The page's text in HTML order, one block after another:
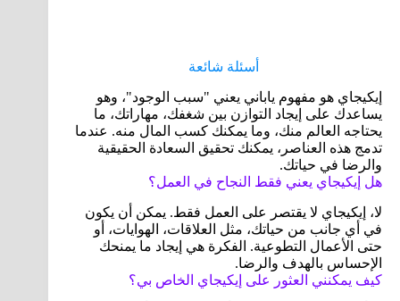
أسئلة شائعة
إيكيجاي هو مفهوم ياباني يعني "سبب الوجود"، وهو
يساعدك على إيجاد التوازن بين شغفك، مهاراتك، ما
يحتاجه العالم منك، وما يمكنك كسب المال منه. عندما
تدمج هذه العناصر، يمكنك تحقيق السعادة الحقيقية
والرضا في حياتك.
هل إيكيجاي يعني فقط النجاح في العمل؟
لا، إيكيجاي لا يقتصر على العمل فقط. يمكن أن يكون
في أي جانب من حياتك، مثل العلاقات، الهوايات، أو
حتى الأعمال التطوعية. الفكرة هي إيجاد ما يمنحك
الإحساس بالهدف والرضا.
كيف يمكنني العثور على إيكيجاي الخاص بي؟